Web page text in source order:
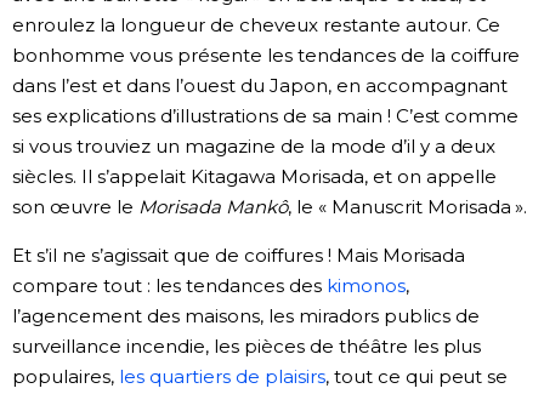
enroulez la longueur de cheveux restante autour. Ce
bonhomme vous présente les tendances de la coiffure
dans l’est et dans l’ouest du Japon, en accompagnant
ses explications d’illustrations de sa main ! C’est comme
si vous trouviez un magazine de la mode d’il y a deux
siècles. Il s’appelait Kitagawa Morisada, et on appelle
son œuvre le Morisada Mankô, le « Manuscrit Morisada ».
Et s’il ne s’agissait que de coiffures ! Mais Morisada
compare tout : les tendances des kimonos,
l’agencement des maisons, les miradors publics de
surveillance incendie, les pièces de théâtre les plus
populaires, les quartiers de plaisirs, tout ce qui peut se